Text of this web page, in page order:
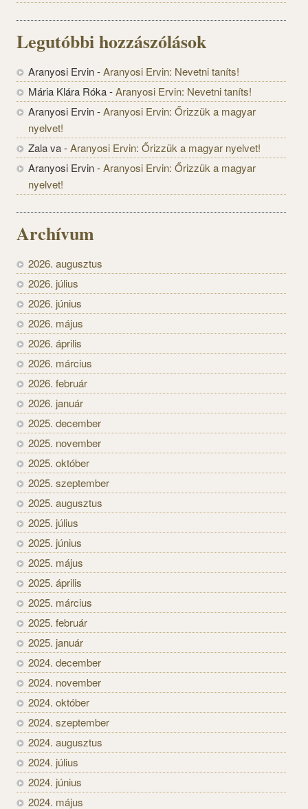
Legutóbbi hozzászólások
Aranyosi Ervin-Aranyosi Ervin: Nevetni taníts!
Mária Klára Róka-Aranyosi Ervin: Nevetni taníts!
Aranyosi Ervin-Aranyosi Ervin: Őrizzük a magyar
nyelvet!
Zala va-Aranyosi Ervin: Őrizzük a magyar nyelvet!
Aranyosi Ervin-Aranyosi Ervin: Őrizzük a magyar
nyelvet!
Archívum
2026. augusztus
2026. július
2026. június
2026. május
2026. április
2026. március
2026. február
2026. január
2025. december
2025. november
2025. október
2025. szeptember
2025. augusztus
2025. július
2025. június
2025. május
2025. április
2025. március
2025. február
2025. január
2024. december
2024. november
2024. október
2024. szeptember
2024. augusztus
2024. július
2024. június
2024. május